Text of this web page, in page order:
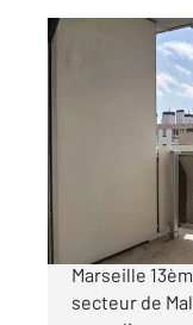
MARSEILLE
, 1
Ref : 10228
62
À vendre
Marseille
secteur de